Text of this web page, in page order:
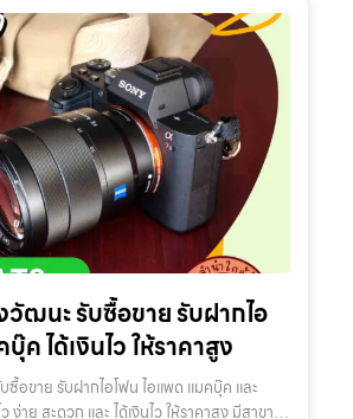
งความประสงค์ของท่าน : ว่าต้องการนำสินค้า
สินค้า และ ประเมินราคาสินค้าในเบื้องต้น2.
ผู้จำนำต้องเตรียมเอกสาร สำเนาบัตร
นา เพื่อยืนยันการเป็นเจ้าของสินค้า3. ตรวจสอบ
ดทันที : ระยะเวลาผ่อนชำระตั้งแต่ 60 วันขึ้นไป
ดอกเบี้ยต่อปีไม่เกิน 15% ตามที่กฏหมาย
มีค่าบริการ 5 บาท/วัน ท่านโอนเงินค่าบริการ
ำสินค้า) อัตราดอกเบี้ยร้อยละ 15 ต่อปี โดย
การ และค่าธรรมเนียม ใดๆ เมื่อรวมกันแล้ว
นไขการรับจำนำ1. ผู้จำนำ ต้องเป็นเจ้าของ
องเป็นเจ้าของสินค้า โดยเราจะไม่รับจำนำ
บางรายการ โดยสินค้าต้องอยู่ในสภาพดี ไม่
น
วัฒนะ รับซื้อขาย รับฝากไอ
ค ได้เงินไว ให้ราคาสูง
อขาย รับฝากไอโฟน ไอแพด แมคบุ๊ค และ
ง่าย สะดวก และ ได้เงินไว ให้ราคาสูง มีสาขา